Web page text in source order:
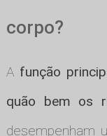
corpo?
A função
quão bem os
desempenham